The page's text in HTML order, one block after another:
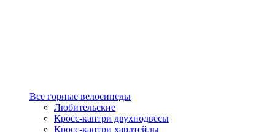
Все горные велосипеды
Любительские
Кросс-кантри двухподвесы
Кросс-кантри хардтейлы